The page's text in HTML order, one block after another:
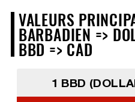
VALEURS
BARBADIEN =>
BBD => CAD
1 BBD